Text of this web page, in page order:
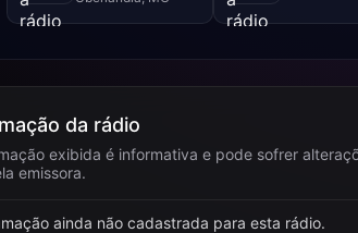
da rádio
exibida é informativa e pode sofrer
emissora.
ainda não cadastrada para esta rádio.